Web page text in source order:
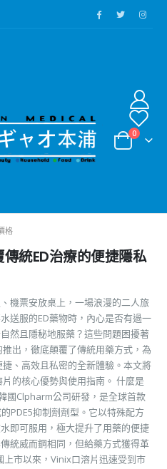
0
格
統ED治療的便捷隱私
機票安放桌上，一場浪漫的二人旅
送服的ED藥物時，內心是否有過一
然且隱秘地服藥？這些問題困擾著
出，徹底顛覆了傳統用藥方式，為
、高效且私密的全新體驗。本文將
的核心優勢與使用指南。 什麼是
國Clpharm公司研發，是全球首款
PDE5抑制劑劑型。它以特殊配方
即可服用，極大提升了用藥的便捷
統威而鋼相同，但給藥方式獲得革
市以來，Vinix口溶片迅速受到市